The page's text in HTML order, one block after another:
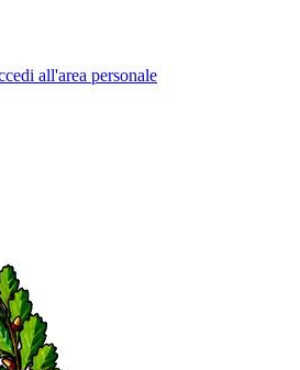
all'area personale